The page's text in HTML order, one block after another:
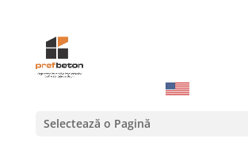
Selectează o Pagină